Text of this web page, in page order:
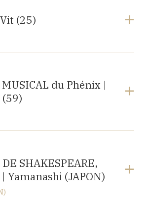
Dieu,
Lyon
(25)
(du pôle scolaire Les Prés-Verts)
Saint-Vit du Phénix |
scène nationale (59)
59301 Valenciennes
SHAKESPEARE,
Yamanashi (JAPON)